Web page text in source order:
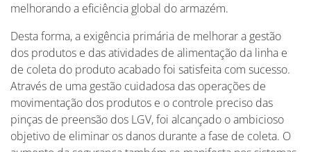
melhorando a eficiência global do armazém.
Desta forma, a exigência primária de melhorar a gestão
dos produtos e das atividades de alimentação da linha e
de coleta do produto acabado foi satisfeita com sucesso.
Através de uma gestão cuidadosa das operações de
movimentação dos produtos e o controle preciso das
pinças de preensão dos LGV, foi alcançado o ambicioso
objetivo de eliminar os danos durante a fase de coleta. O